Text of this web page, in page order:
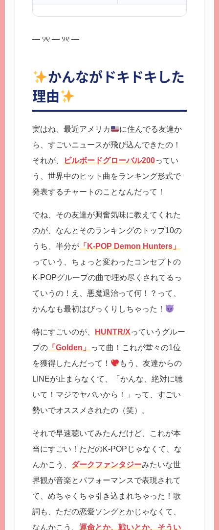
— ୨୧ — ୨୧ —
かんながドキドキした
理由
実はね、最近アメリカ
に住んでる友達か
ら、すごいニュースが飛び込んできたの！
それが、 ビルボードグローバル200ってい
う、世界中のヒット曲をランキング形式で
発表するチャートのことなんだって！
でね、その友達が興奮気味に教えてくれた
のが、なんとそのランキングのトップ10の
うち、半分が「K-POP Demon Hunters」
っていう、ちょっと変わったコンセプトの
K-POPグループの曲で埋め尽くされてるっ
ていうの！え、悪魔退治って何！？って、
かんなも最初はびっくりしちゃった！
特にすごいのが、 HUNTR/Xっていうグルー
プの「Golden」って曲！これが堂々の1位
を獲得したんだって！
もう、友達からの
LINEが止まらなくて、「かんな、絶対に聴
いて！マジでヤバいから！」って、すごい
勢いでオススメされたの（笑）。
それで早速聴いてみたんだけど、これが本
当にすごい！ただのK-POPじゃなくて、な
んかこう、 ダークファンタジーみたいな世
界観が音楽とパフォーマンスで表現されて
て、めちゃくちゃ引き込まれちゃった！歌
詞も、ただの恋愛ソングとかじゃなくて、
なんかこう、 運命とか、戦いとか、そうい